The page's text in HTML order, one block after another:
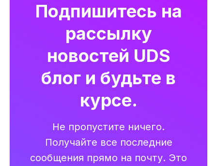
Подпишитесь на
рассылку
новостей UDS
блог и будьте в
курсе.
Не пропустите ничего.
Получайте все последние
сообщения прямо на почту. Это